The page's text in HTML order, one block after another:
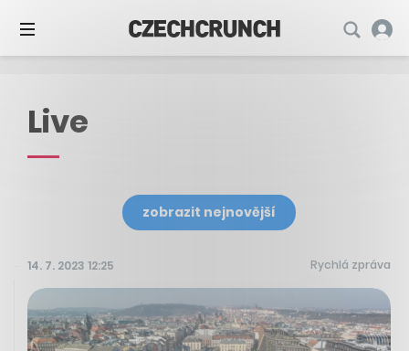
Live
zobrazit nejnovější
14. 7. 2023 12:25 Rychlá zpráva